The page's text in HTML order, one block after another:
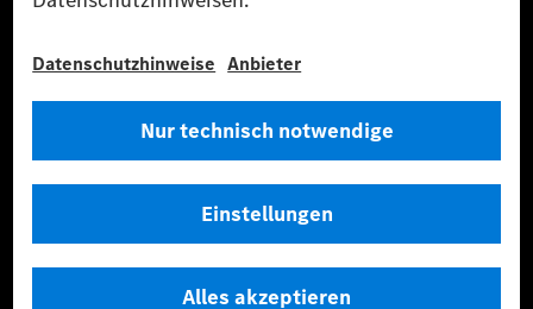
** Der Stromverbrauch wurde auf der Grundlage der VO 692/2008/EG
wurden intern nach Maßgabe der Zertifizierungsmethode „WLTP-
Prüfverfahren“ ermittelt. Es liegen bislang weder bestätigte Werte von
einer amtlich anerkannten Prüforganisation noch eine EG-
Typgenehmigung noch eine Konformitätsbescheinigung mit amtlichen
Werten vor. Abweichungen zwischen den Angaben und den amtlichen